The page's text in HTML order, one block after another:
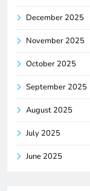
December 2025
November 2025
October 2025
September 2025
August 2025
July 2025
June 2025